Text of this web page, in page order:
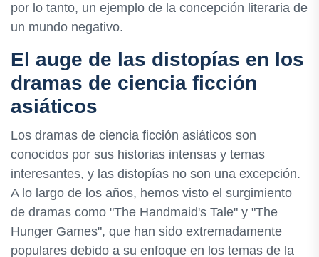
por lo tanto, un ejemplo de la concepción literaria de
un mundo negativo.
El auge de las distopías en los
dramas de ciencia ficción
asiáticos
Los dramas de ciencia ficción asiáticos son
conocidos por sus historias intensas y temas
interesantes, y las distopías no son una excepción.
A lo largo de los años, hemos visto el surgimiento
de dramas como "The Handmaid's Tale" y "The
Hunger Games", que han sido extremadamente
populares debido a su enfoque en los temas de la